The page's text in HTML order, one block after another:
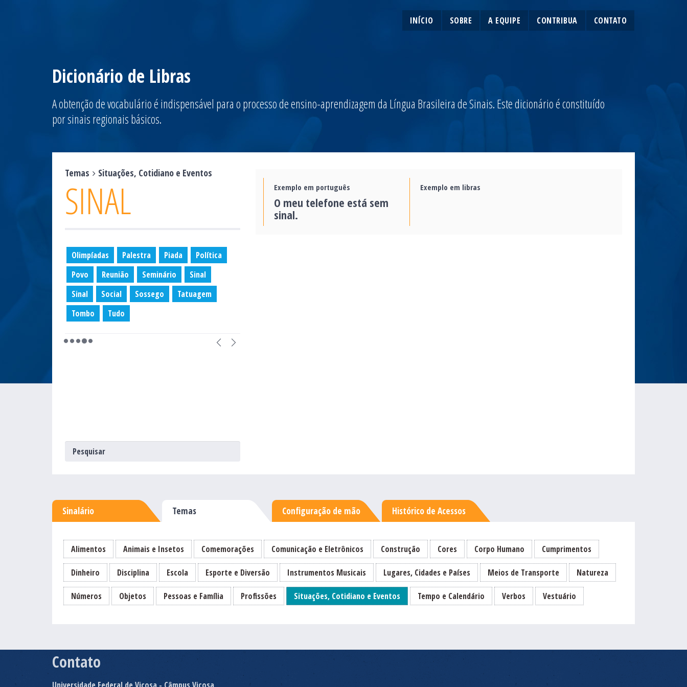
INÍCIO SOBRE A EQUIPE CONTRIBUA CONTATO
Dicionário de Libras
A obtenção de vocabulário é indispensável para o processo de ensino-aprendizagem da Língua Brasileira de Sinais. Este dicionário é constituído
por sinais regionais básicos.
Exemplo em português
O meu telefone está sem
sinal.
Exemplo em libras
Temas Situações, Cotidiano e Eventos
SINAL
Olimpíadas Palestra Piada
Política
Povo
Reunião Seminário
Sinal
Sinal
Social Sossego
Tatuagem
Tombo
Tudo
Sinalário Temas Configuração de mão Histórico de Acessos
Alimentos Animais e Insetos Comemorações Comunicação e Eletrônicos Construção Cores Corpo Humano Cumprimentos
Dinheiro Disciplina Escola Esporte e Diversão Instrumentos Musicais Lugares, Cidades e Países Meios de Transporte Natureza
Números Objetos Pessoas e Família Profissões Situações, Cotidiano e Eventos Tempo e Calendário Verbos Vestuário
Contato